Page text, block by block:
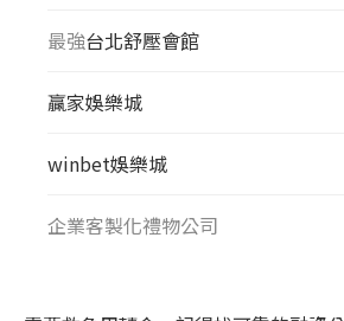
最強台北舒壓會館
贏家娛樂城
winbet娛樂城
企業客製化禮物公司